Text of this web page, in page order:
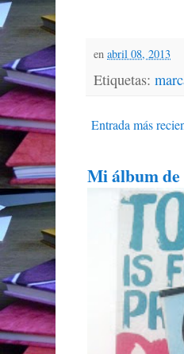
en abril 08, 2013
Etiquetas:
Entrada más
Mi álbum